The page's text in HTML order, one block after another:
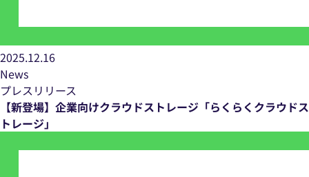
2025.12.16
News
プレスリリース
【新登場】企業向けクラウドストレージ「らくらくクラウドス
トレージ」